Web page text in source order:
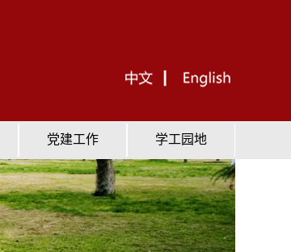
党建工作 学工园地